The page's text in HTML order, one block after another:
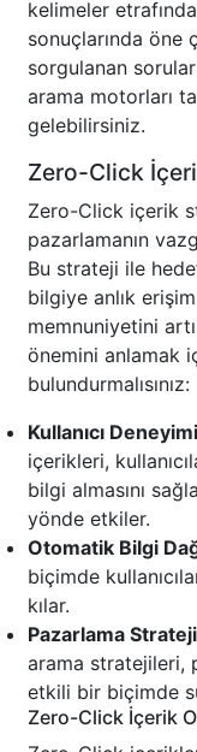
kelimeler
sonuçlarında öne
sorgulanan
arama motorları
gelebilirsiniz.
Zero-Click
Zero-Click içerik
pazarlamanın
Bu strateji ile
bilgiye anlık
memnuniyetini
önemini anlamak
bulundurmalısınız:
Kullanıcı
içerikleri,
bilgi almasını
yönde etkiler.
Otomatik Bilgi
biçimde
kılar.
Pazarlama
arama stratejileri,
etkili bir biçimde
Zero-Click İçerik